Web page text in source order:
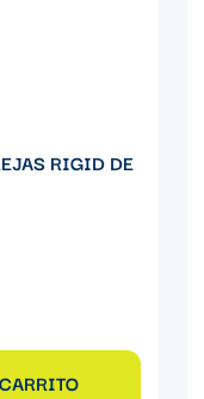
RIGID DE